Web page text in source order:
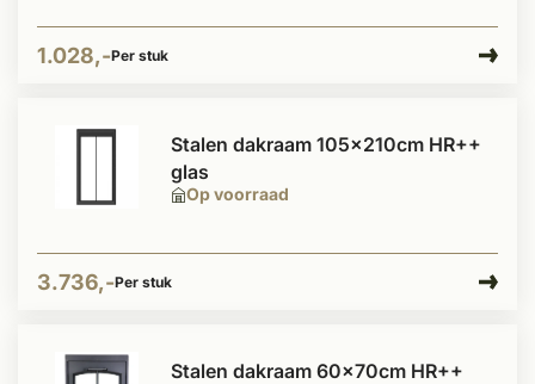
1.028,-Per stuk
Op voorraad
Stalen dakraam 105x210cm HR++
glas
3.736,-Per stuk
Stalen dakraam 60x70cm HR++